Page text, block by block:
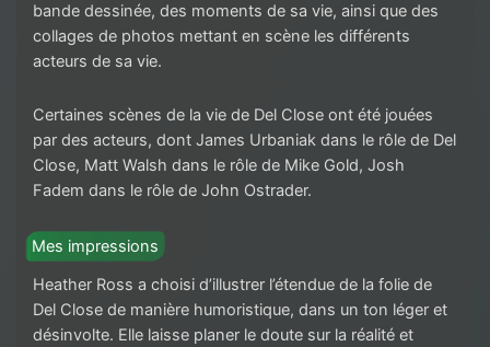
bande dessinée, des moments de sa vie, ainsi que des
collages de photos mettant en scène les différents
acteurs de sa vie.
Certaines scènes de la vie de Del Close ont été jouées
par des acteurs, dont James Urbaniak dans le rôle de Del
Close, Matt Walsh dans le rôle de Mike Gold, Josh
Fadem dans le rôle de John Ostrader.
Mes impressions
Heather Ross a choisi d’illustrer l’étendue de la folie de
Del Close de manière humoristique, dans un ton léger et
désinvolte. Elle laisse planer le doute sur la réalité et